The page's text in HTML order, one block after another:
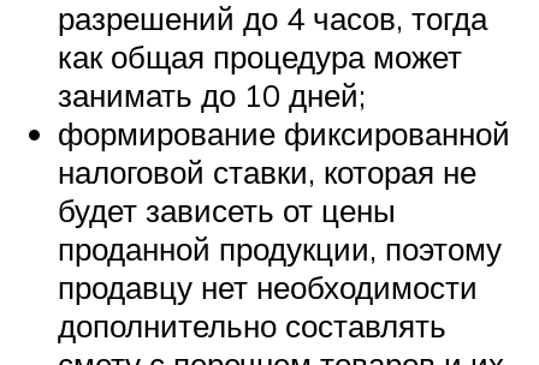
разрешений до 4 часов, тогда
как общая процедура может
занимать до 10 дней;
формирование фиксированной
налоговой ставки, которая не
будет зависеть от цены
проданной продукции, поэтому
продавцу нет необходимости
дополнительно составлять